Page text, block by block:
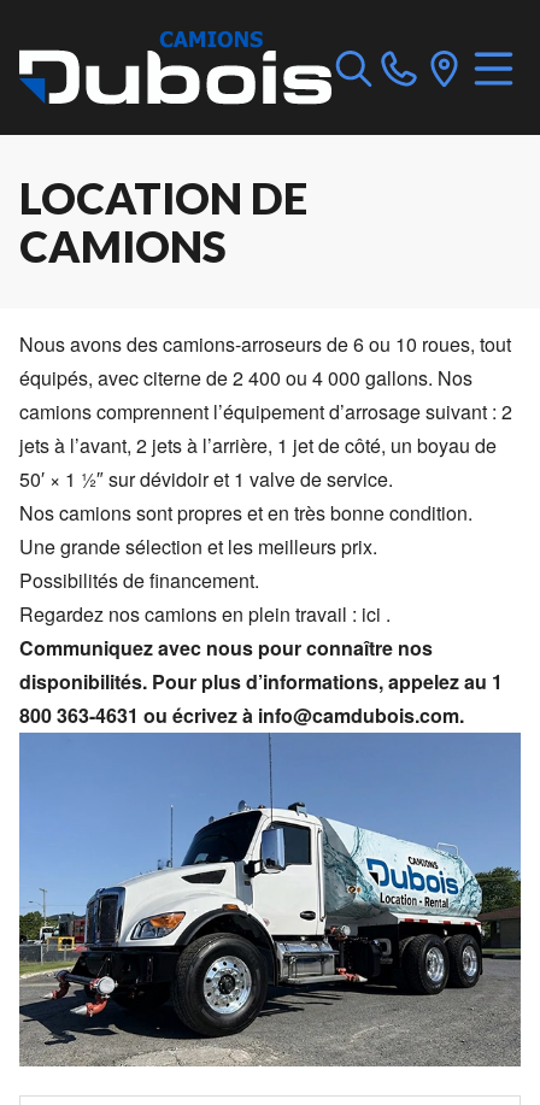
LOCATION DE
CAMIONS
Nous avons des camions-arroseurs de 6 ou 10 roues, tout
équipés, avec citerne de 2 400 ou 4 000 gallons. Nos
camions comprennent l’équipement d’arrosage suivant : 2
jets à l’avant, 2 jets à l’arrière, 1 jet de côté, un boyau de
50′ × 1 ½″ sur dévidoir et 1 valve de service.
Nos camions sont propres et en très bonne condition.
Une grande sélection et les meilleurs prix.
Possibilités de financement.
Regardez nos camions en plein travail : ici .
Communiquez avec nous pour connaître nos
disponibilités. Pour plus d’informations, appelez au 1
800 363-4631 ou écrivez à info@camdubois.com.